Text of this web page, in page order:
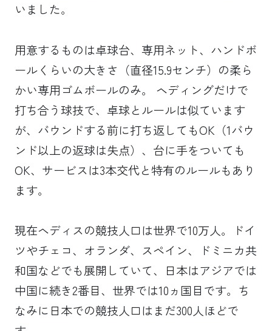
いました。
用意するものは卓球台、専用ネット、ハンドボ
ールくらいの大きさ（直径15.9センチ）の柔ら
かい専用ゴムボールのみ。 ヘディングだけで
打ち合う球技で、卓球とルールは似ています
が、バウンドする前に打ち返してもOK（1バウ
ンド以上の返球は失点）、台に手をついても
OK、サービスは3本交代と特有のルールもあり
ます。
現在ヘディスの競技人口は世界で10万人。ドイ
ツやチェコ、オランダ、スペイン、ドミニカ共
和国などでも展開していて、日本はアジアでは
中国に続き2番目、世界では10ヵ国目です。ち
なみに日本での競技人口はまだ300人ほどで